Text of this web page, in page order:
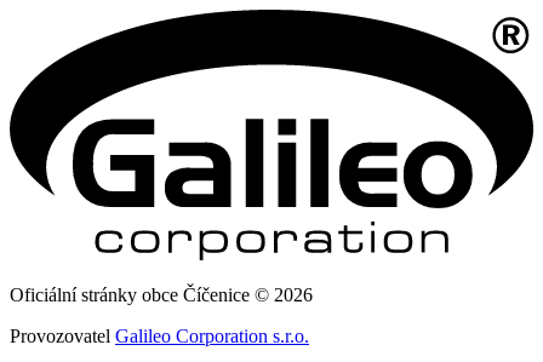
Oficiální stránky obce Číčenice © 2026
Provozovatel Galileo Corporation s.r.o.